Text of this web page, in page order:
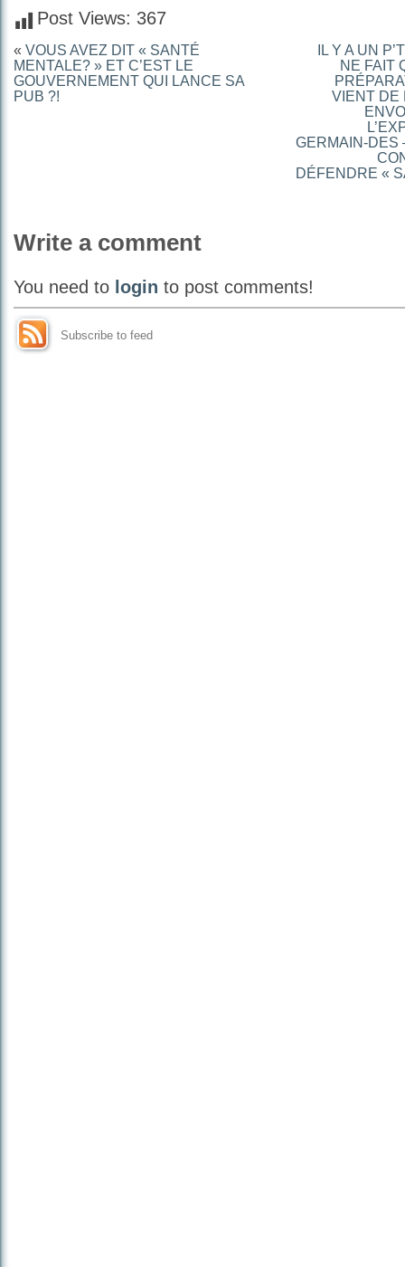
Post Views: 367
« VOUS AVEZ DIT « SANTÉ
MENTALE? » ET C’EST LE
GOUVERNEMENT QUI LANCE SA
PUB ?!
IL Y A UN
NE FAIT
VIENT DE
GERMAIN-DES
DÉFENDRE «
Write a comment
You need to login to post comments!
Subscribe to feed